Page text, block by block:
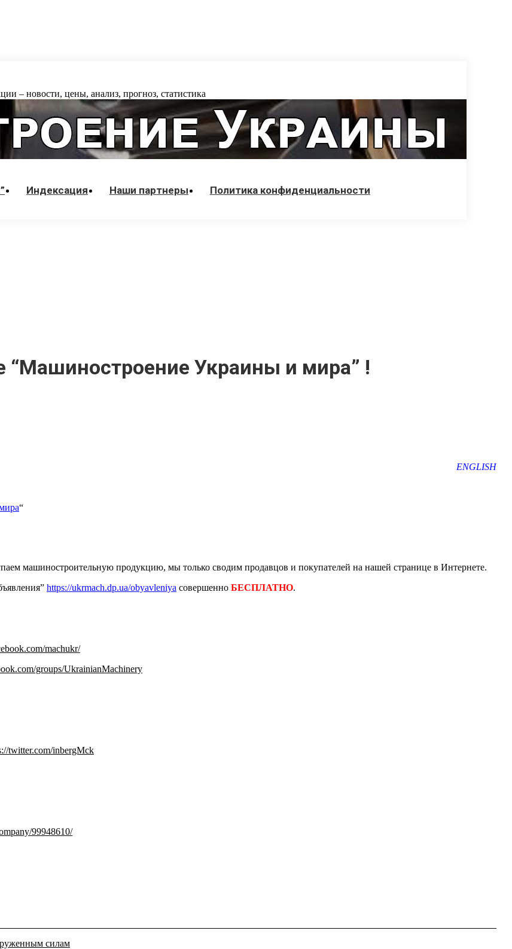
– новости, цены, анализ, прогноз, статистика
Индекcация Наши партнеры Политика конфиденциальности
“Машиностроение Украины и мира” !
ENGLISH
“
машиностроительную продукцию, мы только сводим продавцов и покупателей на нашей странице в Интернете.
https://ukrmach.dp.ua/obyavleniya совершенно БЕСПЛАТНО.
machukr/
groups/UkrainianMachinery
twitter.com/inbergMck
99948610/
силам